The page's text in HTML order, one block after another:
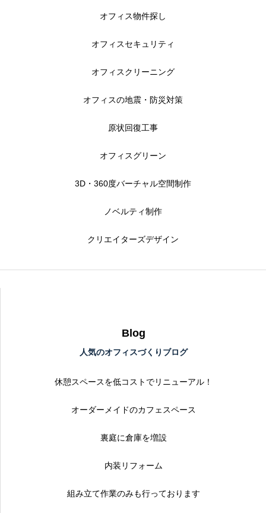
オフィス物件探し
オフィスセキュリティ
オフィスクリーニング
オフィスの地震・防災対策
原状回復工事
オフィスグリーン
3D・360度バーチャル空間制作
ノベルティ制作
クリエイターズデザイン
Blog
人気のオフィスづくりブログ
休憩スペースを低コストでリニューアル！
オーダーメイドのカフェスペース
裏庭に倉庫を増設
内装リフォーム
組み立て作業のみも行っております